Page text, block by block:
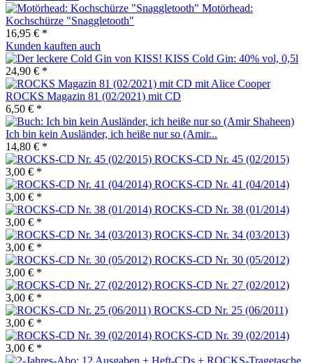
Motörhead:
Kochschürze "Snaggletooth"
16,95 € *
Kunden kauften auch
KISS Cold Gin: 40% vol, 0,5l
24,90 € *
ROCKS Magazin 81 (02/2021) mit CD
6,50 € *
Ich bin kein Ausländer, ich heiße nur so (Amir...
14,80 € *
ROCKS-CD Nr. 45 (02/2015)
3,00 € *
ROCKS-CD Nr. 41 (04/2014)
3,00 € *
ROCKS-CD Nr. 38 (01/2014)
3,00 € *
ROCKS-CD Nr. 34 (03/2013)
3,00 € *
ROCKS-CD Nr. 30 (05/2012)
3,00 € *
ROCKS-CD Nr. 27 (02/2012)
3,00 € *
ROCKS-CD Nr. 25 (06/2011)
3,00 € *
ROCKS-CD Nr. 39 (02/2014)
3,00 € *